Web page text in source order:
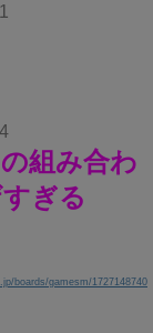
組み合わ
ぎる
boards/gamesm/1727148740